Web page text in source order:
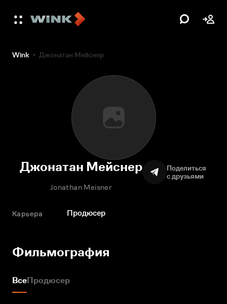
Wink Джонатан Мейснер
Джонатан Мейснер
Jonathan Meisner
Поделиться
с друзьями
Карьера Продюсер
Фильмография
ВсеПродюсер